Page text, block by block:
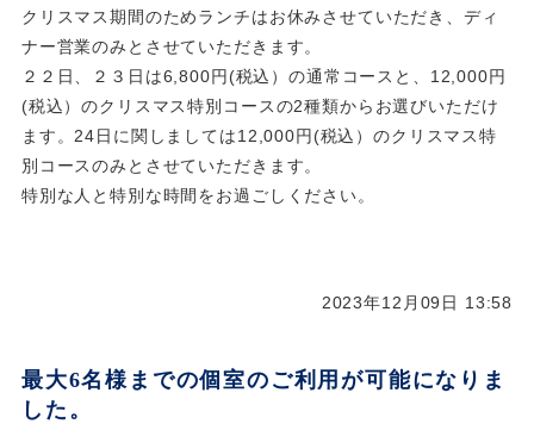
クリスマス期間のためランチはお休みさせていただき、ディ
ナー営業のみとさせていただきます。
２２日、２３日は6,800円(税込）の通常コースと、12,000円
(税込）のクリスマス特別コースの2種類からお選びいただけ
ます。24日に関しましては12,000円(税込）のクリスマス特
別コースのみとさせていただきます。
特別な人と特別な時間をお過ごしください。
2023年12月09日 13:58
最大6名様までの個室のご利用が可能になりま
した。